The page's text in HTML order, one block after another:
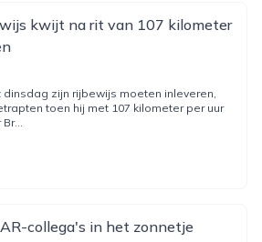
kwijt na rit van 107 kilometer
zijn rijbewijs moeten inleveren,
toen hij met 107 kilometer per uur
collega's in het zonnetje